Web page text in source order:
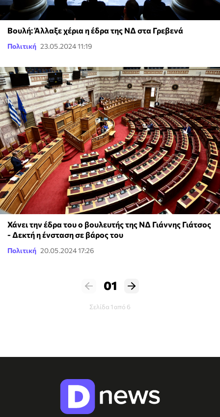
Βουλή: Άλλαξε χέρια η έδρα της ΝΔ στα Γρεβενά
Πολιτική 23.05.2024 11:19
Χάνει την έδρα του ο βουλευτής της ΝΔ Γιάννης Γιάτσος
- Δεκτή η ένσταση σε βάρος του
Πολιτική 20.05.2024 17:26
01
Σελίδα 1 από 6